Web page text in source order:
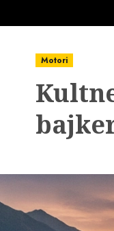
Motori